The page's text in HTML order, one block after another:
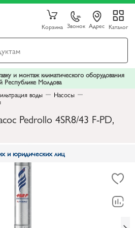
Корзина Звонок Адрес Каталог
и монтаж климатического оборудования
Республике Молдова
воды Насосы
Pedrollo 4SR8/43 F-PD,
и юридических лиц